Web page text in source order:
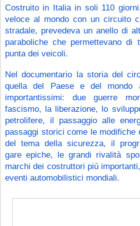
Costruito in Italia in soli 110
veloce al mondo con un circuito
stradale, prevedeva un anello di
paraboliche che permettevano di
punta dei veicoli.
Nel documentario la storia del
quella del Paese e del mondo
importantissimi: due guerre
fascismo, la liberazione, lo
petrolifere, il passaggio alle
passaggi storici come le modifiche
del tema della sicurezza, il
gare epiche, le grandi rivalità
marchi dei costruttori più
eventi automobilistici mondiali.